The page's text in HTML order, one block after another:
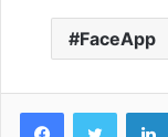
FaceApp